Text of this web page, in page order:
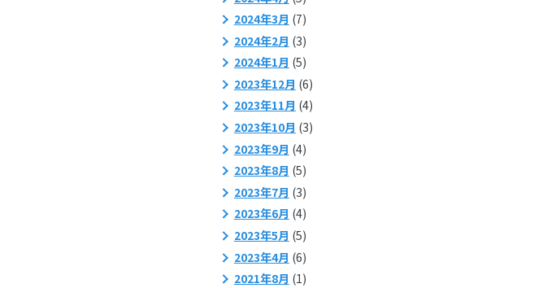
2024年3月 (7)
2024年2月 (3)
2024年1月 (5)
2023年12月 (6)
2023年11月 (4)
2023年10月 (3)
2023年9月 (4)
2023年8月 (5)
2023年7月 (3)
2023年6月 (4)
2023年5月 (5)
2023年4月 (6)
2021年8月 (1)